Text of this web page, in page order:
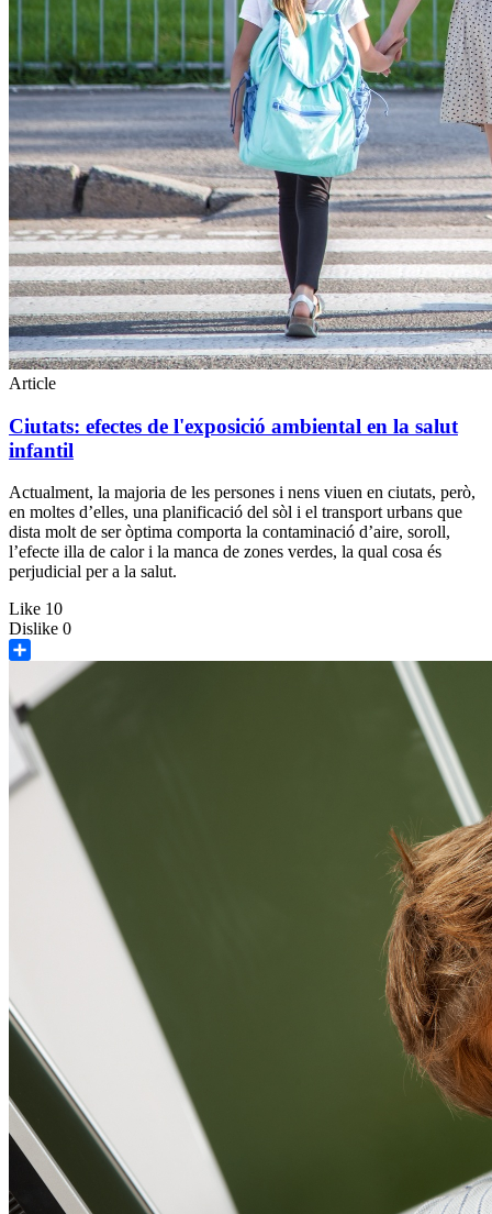
Article
Ciutats: efectes de l'exposició ambiental en la salut
infantil
Actualment, la majoria de les persones i nens viuen en ciutats, però,
en moltes d’elles, una planificació del sòl i el transport urbans que
dista molt de ser òptima comporta la contaminació d’aire, soroll,
l’efecte illa de calor i la manca de zones verdes, la qual cosa és
perjudicial per a la salut.
Like 10
Dislike 0